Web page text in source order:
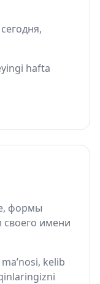
hafta
формы
своего имени
kelib